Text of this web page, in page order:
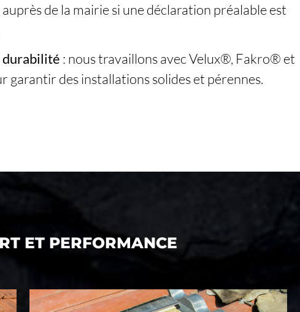
de la mairie si une déclaration préalable est
: nous travaillons avec Velux®, Fakro® et
garantir des installations solides et pérennes.
ET PERFORMANCE